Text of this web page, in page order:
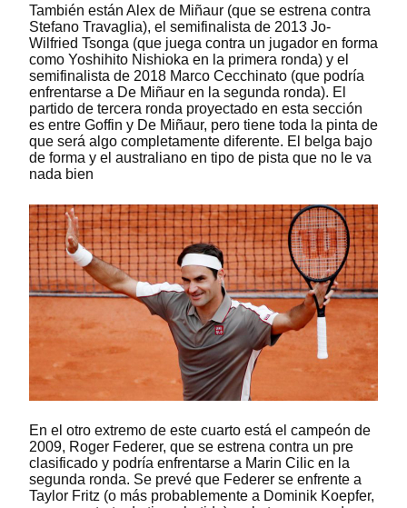
También están Alex de Miñaur (que se estrena contra
Stefano Travaglia), el semifinalista de 2013 Jo-
Wilfried Tsonga (que juega contra un jugador en forma
como Yoshihito Nishioka en la primera ronda) y el
semifinalista de 2018 Marco Cecchinato (que podría
enfrentarse a De Miñaur en la segunda ronda). El
partido de tercera ronda proyectado en esta sección
es entre Goffin y De Miñaur, pero tiene toda la pinta de
que será algo completamente diferente. El belga bajo
de forma y el australiano en tipo de pista que no le va
nada bien
En el otro extremo de este cuarto está el campeón de
2009, Roger Federer, que se estrena contra un pre
clasificado y podría enfrentarse a Marin Cilic en la
segunda ronda. Se prevé que Federer se enfrente a
Taylor Fritz (o más probablemente a Dominik Koepfer,